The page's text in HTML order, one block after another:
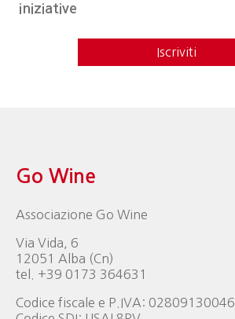
iniziative
Iscriviti
Go Wine
Associazione Go Wine
Via Vida, 6
12051 Alba (Cn)
tel. +39 0173 364631
Codice fiscale e P.IVA: 02809130046